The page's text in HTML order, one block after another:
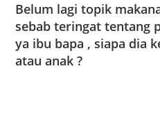
Belum lagi topik
sebab teringat tentang
ya ibu bapa , siapa dia
atau anak ?